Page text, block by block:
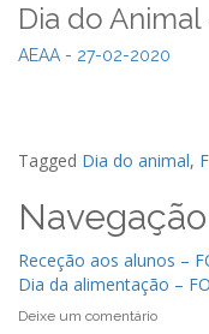
Dia do Animal
AEAA - 27-02-2020
Tagged Dia do animal,
Receção aos alunos –
Dia da alimentação – FO
Deixe um comentário